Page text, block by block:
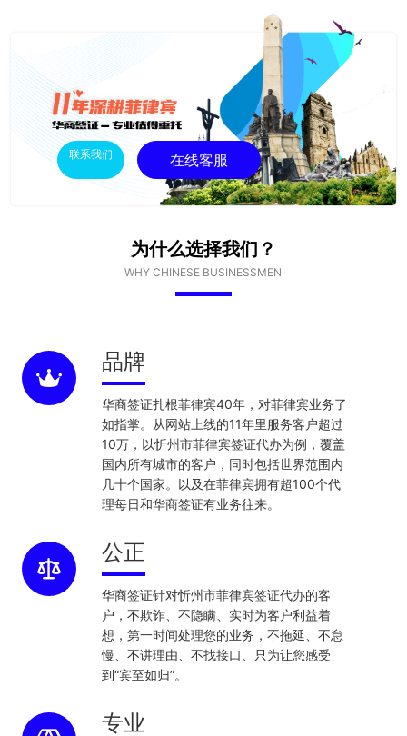
联系我们 在线客服
为什么选择我们？
WHY CHINESE BUSINESSMEN
品牌
华商签证扎根菲律宾40年，对菲律宾业务了
如指掌。从网站上线的11年里服务客户超过
10万，以忻州市菲律宾签证代办为例，覆盖
国内所有城市的客户，同时包括世界范围内
几十个国家。以及在菲律宾拥有超100个代
理每日和华商签证有业务往来。
公正
华商签证针对忻州市菲律宾签证代办的客
户，不欺诈、不隐瞒、实时为客户利益着
想，第一时间处理您的业务，不拖延、不怠
慢、不讲理由、不找接口、只为让您感受
到“宾至如归”。
专业